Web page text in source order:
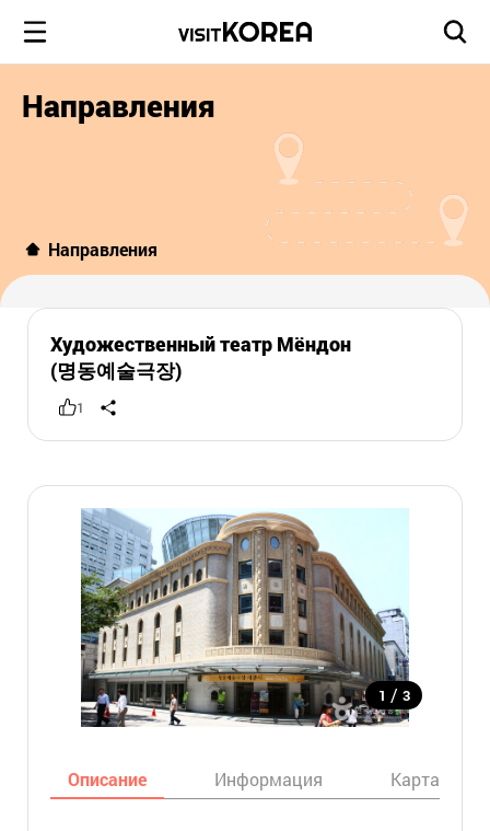
Направления
Направления
Художественный театр Мёндон
(명동예술극장)
1
1 / 3
Описание Информация Карта